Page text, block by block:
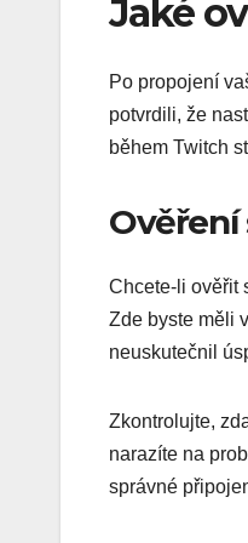
Jaké
Po propojení
potvrdili, že
během Twitch
Chcete-li ověřit
Zde byste měli
neuskutečnil
Zkontrolujte,
narazíte na
správné